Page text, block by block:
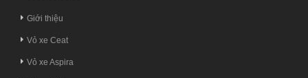
Giới thiệu
Vỏ xe Ceat
Vỏ xe Aspira